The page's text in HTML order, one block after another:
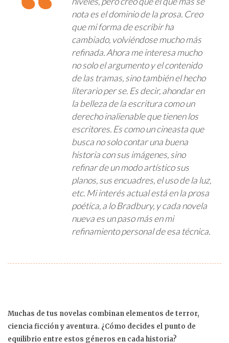
nota es el dominio de la prosa. Creo
que mi forma de escribir ha
cambiado, volviéndose mucho más
refinada. Ahora me interesa mucho
no solo el argumento y el contenido
de las tramas, sino también el hecho
literario per se. Es decir, ahondar en
la belleza de la escritura como un
derecho inalienable que tienen los
escritores. Es como un cineasta que
busca no solo contar una buena
historia con sus imágenes, sino
refinar de un modo artístico sus
planos, sus encuadres, el uso de la luz,
etc. Mi interés actual está en la prosa
poética, a lo Bradbury, y cada novela
nueva es un paso más en mi
refinamiento personal de esa técnica.
Muchas de tus novelas combinan elementos de terror,
ciencia ficción y aventura. ¿Cómo decides el punto de
equilibrio entre estos géneros en cada historia?